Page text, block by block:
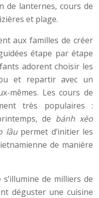
de lanternes, cours de
et plage.
aux familles de créer
étape par étape
adorent choisir les
et repartir avec un
mêmes. Les cours de
très populaires :
de bánh xèo
lầupermet d’initier les
de manière
de milliers de
déguster une cuisine